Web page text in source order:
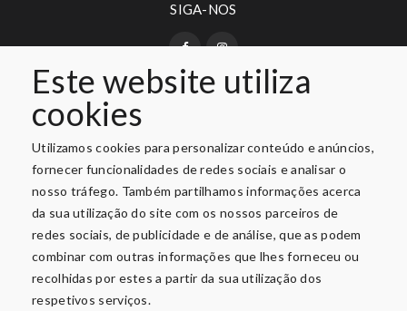
Este website utiliza
cookies
Utilizamos cookies para personalizar conteúdo e anúncios,
fornecer funcionalidades de redes sociais e analisar o
nosso tráfego. Também partilhamos informações acerca
da sua utilização do site com os nossos parceiros de
redes sociais, de publicidade e de análise, que as podem
combinar com outras informações que lhes forneceu ou
recolhidas por estes a partir da sua utilização dos
respetivos serviços.
SIGA-NOS
PAGAMENTO SEGURO